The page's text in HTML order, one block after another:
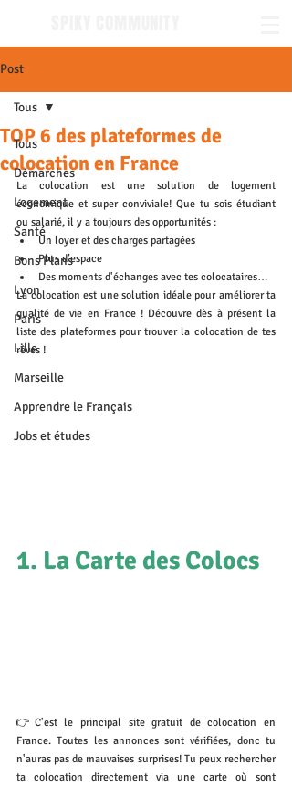
Post
Tous
Démarches
Logement
Santé
Bons Plans
Lyon
Paris
Lille
Marseille
Apprendre le Français
Jobs et études
Tous
TOP 6 des plateformes de
colocation en France
La colocation est une solution de logement
économique et super conviviale! Que tu sois étudiant
ou salarié, il y a toujours des opportunités :
Un loyer et des charges partagées
Plus d’espace
Des moments d'échanges avec tes colocataires…
La colocation est une solution idéale pour améliorer ta
qualité de vie en France ! Découvre dès à présent la
liste des plateformes pour trouver la colocation de tes
rêves !
1. La Carte des Colocs
👉C'est le principal site gratuit de colocation en
France. Toutes les annonces sont vérifiées, donc tu
n'auras pas de mauvaises surprises! Tu peux rechercher
ta colocation directement via une carte où sont